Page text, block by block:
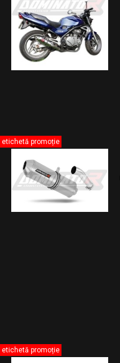
etichetă promoție
etichetă promoție